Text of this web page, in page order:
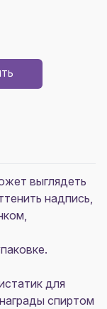
выглядеть
надпись,
для
спиртом